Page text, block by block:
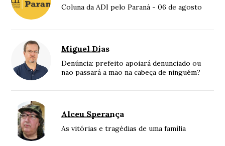
Coluna da ADI pelo Paraná - 06 de agosto
Miguel Dias
Denúncia: prefeito apoiará denunciado ou
não passará a mão na cabeça de ninguém?
Alceu Sperança
As vitórias e tragédias de uma família